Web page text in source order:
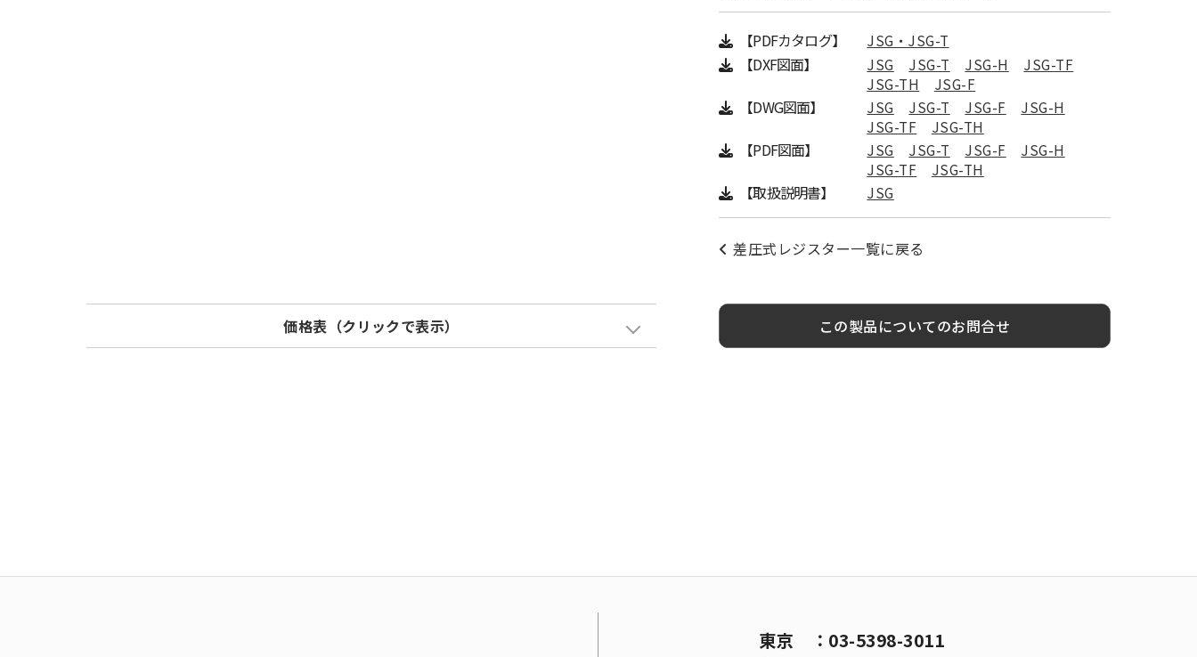
【PDFカタログ】 JSG・JSG-T
【DXF図面】 JSG JSG-T JSG-H
JSG-TF
JSG-TH
JSG-F
【DWG図面】 JSG JSG-T JSG-F
JSG-H
JSG-TF
JSG-TH
【PDF図面】 JSG JSG-T JSG-F
JSG-H
JSG-TF
JSG-TH
【取扱説明書】 JSG
差圧式レジスター一覧に戻る
価格表（クリックで表示） この製品についてのお問合せ
東京 ： 03-5398-3011